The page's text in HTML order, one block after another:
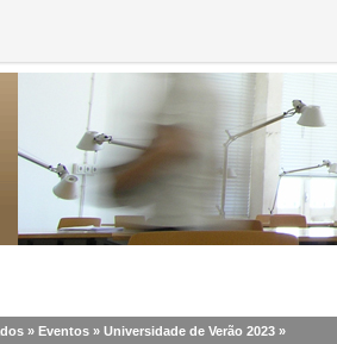
» Eventos » Universidade de Verão 2023 »